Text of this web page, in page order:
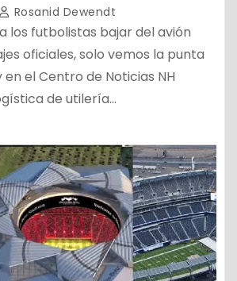
Rosanid Dewendt
los futbolistas bajar del avión
oficiales, solo vemos la punta
el Centro de Noticias NH
de utilería…